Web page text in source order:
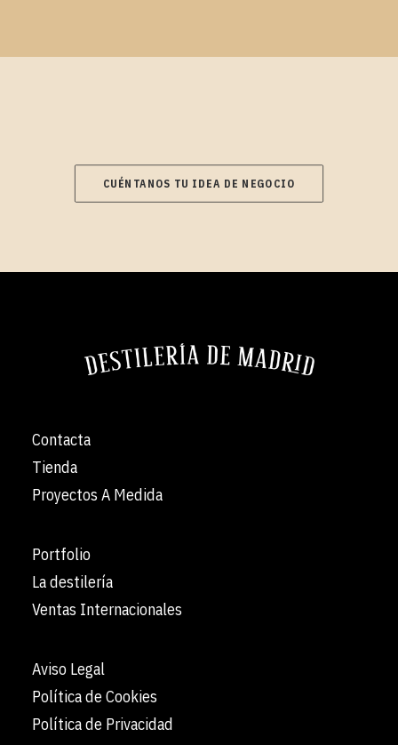
CUÉNTANOS TU IDEA DE NEGOCIO
Contacta
Tienda
Proyectos A Medida
Portfolio
La destilería
Ventas Internacionales
Aviso Legal
Política de Cookies
Política de Privacidad